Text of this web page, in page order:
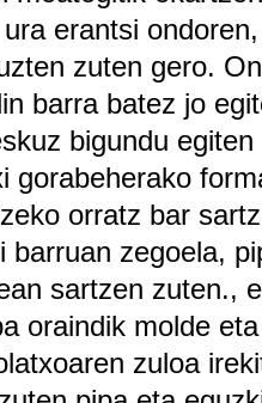
erantsi
zuten gero.
barra batez jo
bigundu
gorabeherako
orratz bar
barruan zegoela,
sartzen zuten.,
oraindik molde
zuloa